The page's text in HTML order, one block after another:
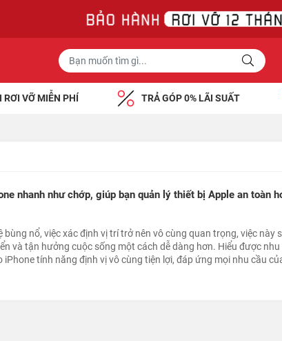
RƠI VỠ MIỄN PHÍ TRẢ GÓP 0% LÃI SUẤT
nhanh như chớp, giúp bạn quản lý thiết bị Apple an toàn
bùng nổ, việc xác định vị trí trở nên vô cùng quan trọng, việc này
và tận hưởng cuộc sống một cách dễ dàng hơn. Hiểu được nhu
iPhone tính năng định vị vô cùng tiện lợi, đáp ứng mọi nhu cầu